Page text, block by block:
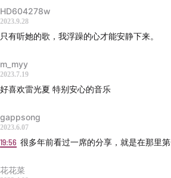
Uri Caine: 郭德堡变奏曲-Part 1》
Uri Caine: 郭德堡变奏曲-Part 2》
年《时间的密语》
Dreams》
2006年《黑暗之光》
HD604278w
2023.9.28
只有听她的歌，我浮躁的心才能安静下来。
m_myy
2023.7.19
好喜欢雷光夏 特别安心的音乐
gappsong
2023.6.07
19:56 很多年前看过一席的分享，就是在那里
花花菜